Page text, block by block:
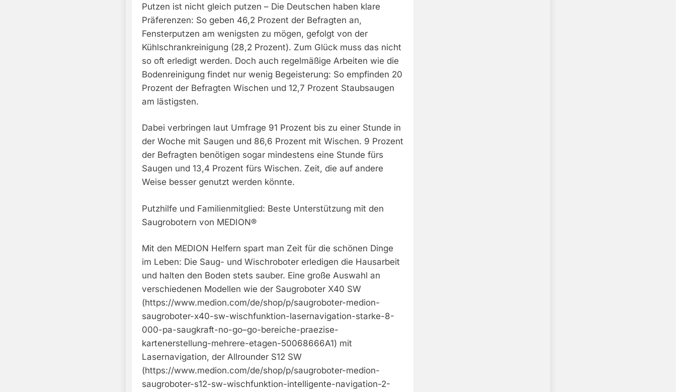
Putzen ist nicht gleich putzen – Die Deutschen haben klare
Präferenzen: So geben 46,2 Prozent der Befragten an,
Fensterputzen am wenigsten zu mögen, gefolgt von der
Kühlschrankreinigung (28,2 Prozent). Zum Glück muss das nicht
so oft erledigt werden. Doch auch regelmäßige Arbeiten wie die
Bodenreinigung findet nur wenig Begeisterung: So empfinden 20
Prozent der Befragten Wischen und 12,7 Prozent Staubsaugen
am lästigsten.
Dabei verbringen laut Umfrage 91 Prozent bis zu einer Stunde in
der Woche mit Saugen und 86,6 Prozent mit Wischen. 9 Prozent
der Befragten benötigen sogar mindestens eine Stunde fürs
Saugen und 13,4 Prozent fürs Wischen. Zeit, die auf andere
Weise besser genutzt werden könnte.
Putzhilfe und Familienmitglied: Beste Unterstützung mit den
Saugrobotern von MEDION®
Mit den MEDION Helfern spart man Zeit für die schönen Dinge
im Leben: Die Saug- und Wischroboter erledigen die Hausarbeit
und halten den Boden stets sauber. Eine große Auswahl an
verschiedenen Modellen wie der Saugroboter X40 SW
(https://www.medion.com/de/shop/p/saugroboter-medion-
saugroboter-x40-sw-wischfunktion-lasernavigation-starke-8-
000-pa-saugkraft-no-go–go-bereiche-praezise-
kartenerstellung-mehrere-etagen-50068666A1) mit
Lasernavigation, der Allrounder S12 SW
(https://www.medion.com/de/shop/p/saugroboter-medion-
saugroboter-s12-sw-wischfunktion-intelligente-navigation-2-